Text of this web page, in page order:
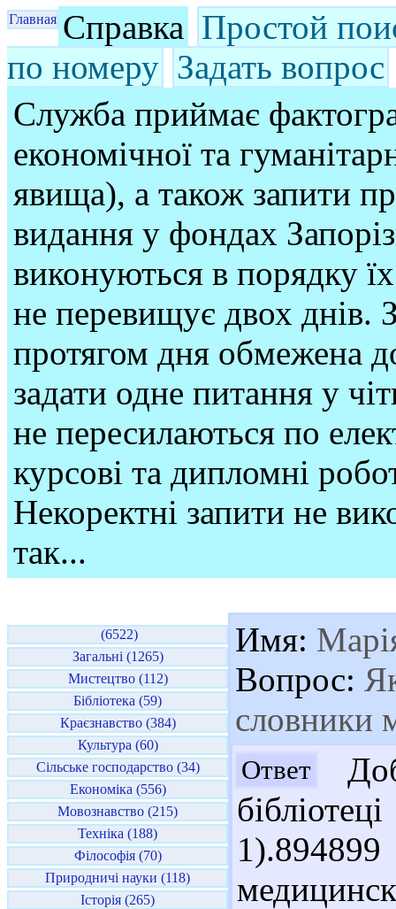
Главная Справка Простой
по номеру Задать вопрос
Служба приймає
економічної та
явища), а також запити
видання у фондах
виконуються в порядку
не перевищує двох днів.
протягом дня обмежена
задати одне питання у
не пересилаються по
курсові та дипломні
Некоректні запити не
так...
(6522)
Загальні (1265)
Мистецтво (112)
Бібліотека (59)
Краєзнавство (384)
Культура (60)
Сільське господарство (34)
Економіка (556)
Мовознавство (215)
Техніка (188)
Філософія (70)
Природничі науки (118)
Історія (265)
Имя:
Вопрос:
словники
Ответ